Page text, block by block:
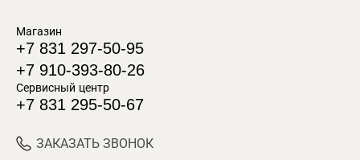
Магазин
+7 831 297-50-95
+7 910-393-80-26
Сервисный центр
+7 831 295-50-67
ЗАКАЗАТЬ ЗВОНОК